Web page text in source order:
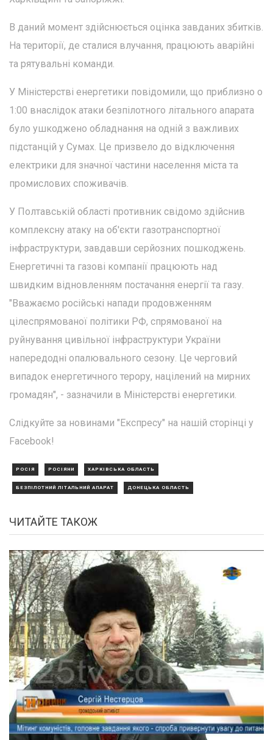
В даний момент здійснюється оцінка завданих збитків.
На території, де сталися влучання, працюють аварійні
та рятувальні команди.
У Міністерстві енергетики повідомили, що приблизно о
1:00 внаслідок атаки безпілотного літального апарата
було ушкоджено обладнання на одній з важливих
підстанцій у Сумах. Це призвело до відключення
електрики для значної частини населення міста та
промислових споживачів.
У Полтавській області противник свідомо здійснив
комплексну атаку на об'єкти газотранспортної
інфраструктури, завдавши серйозних пошкоджень.
Енергетичні та газові компанії працюють над
швидким відновленням постачання енергії та газу.
"Вважаємо російські напади продовженням
цілеспрямованої політики РФ, спрямованої на
руйнування цивільної інфраструктури України
напередодні опалювального сезону. Це черговий
випадок енергетичного терору, націлений на мирних
громадян", - зазначили в Міністерстві енергетики.
Слідкуйте за новинами "Експресу" на нашій сторінці у
Facebook!
РОСІЯ РОСІЯНИ ХАРКІВСЬКА ОБЛАСТЬ
БЕЗПІЛОТНИЙ ЛІТАЛЬНИЙ АПАРАТ ДОНЕЦЬКА ОБЛАСТЬ
ЧИТАЙТЕ ТАКОЖ